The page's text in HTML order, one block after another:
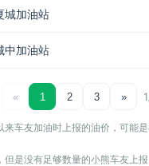
城加油站
中加油站
« 1 2 3 »
来车友加油时上报的油价，可能
是没有足够数量的小熊车友上报